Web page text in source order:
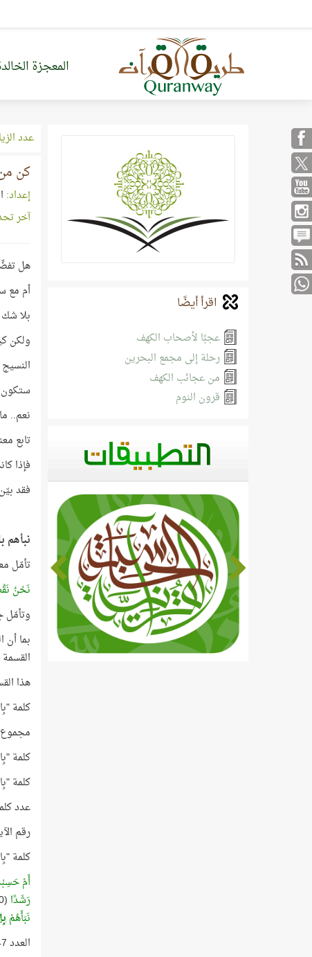
المعجزة
اقرأ أيضًا
عجبًا لأصحاب الكهف
رحلة إلى مجمع البحرين
من عجائب الكهف
قرون النوم
عدد
كن
إعداد:
آخر
هل
أم مع
بلا
ولكن
ستكون من
نعم..
تابع
فإذا
فقد
نبأهم
تأمّل معنى
نَحْنُ
وتأمّل
بما أن
هذا
كلمة
مجموع
كلمة "بِالْحَقِّ"
كلمة "بِالْحَقِّ"
عدد كلمات الآية
رقم الآية 13، وهذا
كلمة "بِالْحَقِّ" هي
أَمْ
رَشَدًا (10)
نَبَأَهُمْ
العدد 47 ترتيبه في قائمة الأعداد الأوّليّة رقم 15